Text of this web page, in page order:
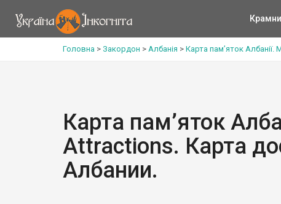
Головна > Закордон > Албанія > Карта пам’яток
Карта пам’яток
Attractions. Карта
Албании.